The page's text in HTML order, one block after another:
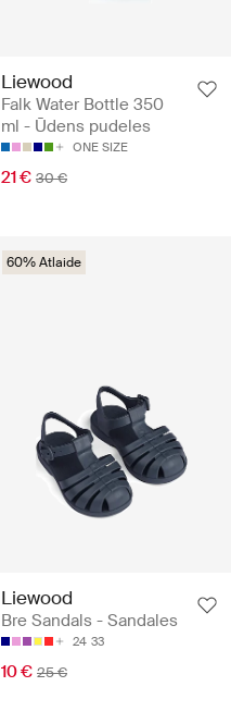
Liewood
Falk Water Bottle 350
ml - Ūdens pudeles
ONE SIZE
21 € 30 €
60% Atlaide
Liewood
Bre Sandals - Sandales
24 33
10 € 25 €